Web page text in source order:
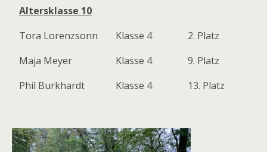
Altersklasse 10
Tora Lorenzsonn
Maja Meyer
Phil Burkhardt
Klasse 4
Klasse 4
Klasse 4
2. Platz
9. Platz
13. Platz